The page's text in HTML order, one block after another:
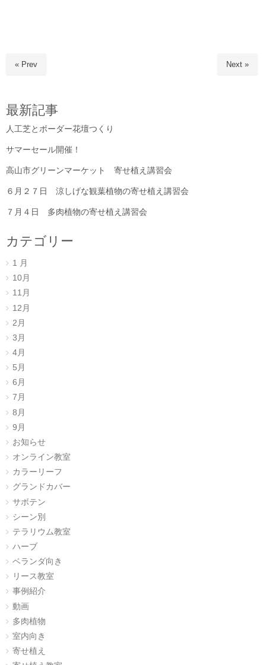
« Prev Next »
最新記事
人工芝とボーダー花壇つくり
サマーセール開催！
高山市グリーンマーケット 寄せ植え講習会
６月２７日 涼しげな観葉植物の寄せ植え講習会
７月４日 多肉植物の寄せ植え講習会
カテゴリー
1 月
10月
11月
12月
2月
3月
4月
5月
6月
7月
8月
9月
お知らせ
オンライン教室
カラーリーフ
グランドカバー
サボテン
シーン別
テラリウム教室
ハーブ
ベランダ向き
リース教室
事例紹介
動画
多肉植物
室内向き
寄せ植え